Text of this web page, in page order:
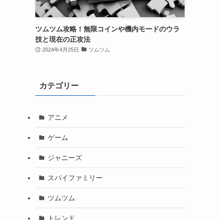
ツムツム攻略！無限コインや機内モードのウラ
技と現在の正攻法
2024年4月25日 ツムツム
カテゴリー
アニメ
ゲーム
ジャニーズ
スパイファミリー
ツムツム
トレンド